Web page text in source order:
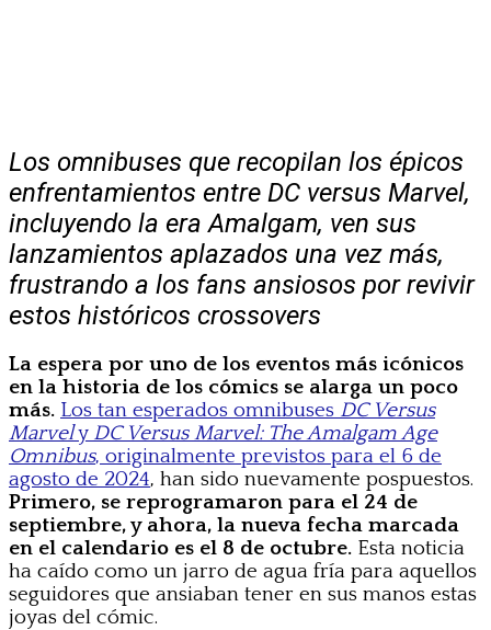
Los omnibuses que recopilan los épicos
enfrentamientos entre DC versus Marvel,
incluyendo la era Amalgam, ven sus
lanzamientos aplazados una vez más,
frustrando a los fans ansiosos por revivir
estos históricos crossovers
La espera por uno de los eventos más icónicos
en la historia de los cómics se alarga un poco
más. Los tan esperados omnibuses DC Versus
Marvely DC Versus Marvel: The Amalgam Age
Omnibus, originalmente previstos para el 6 de
agosto de 2024, han sido nuevamente pospuestos.
Primero, se reprogramaron para el 24 de
septiembre, y ahora, la nueva fecha marcada
en el calendario es el 8 de octubre. Esta noticia
ha caído como un jarro de agua fría para aquellos
seguidores que ansiaban tener en sus manos estas
joyas del cómic.